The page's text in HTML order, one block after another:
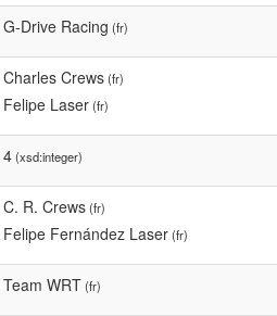
G-Drive Racing (fr)
Charles Crews(fr)
Felipe Laser(fr)
4(xsd:integer)
C. R. Crews(fr)
Felipe Fernández Laser(fr)
Team WRT(fr)